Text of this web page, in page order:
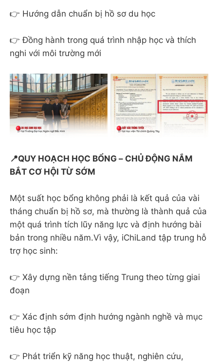
👉 Hướng dẫn chuẩn bị hồ sơ du học
👉 Đồng hành trong quá trình nhập học và thích
nghi với môi trường mới
📍QUY HOẠCH HỌC BỔNG – CHỦ ĐỘNG NẮM
BẮT CƠ HỘI TỪ SỚM
Một suất học bổng không phải là kết quả của vài
tháng chuẩn bị hồ sơ, mà thường là thành quả của
một quá trình tích lũy năng lực và định hướng bài
bản trong nhiều năm.Vì vậy, iChiLand tập trung hỗ
trợ học sinh:
👉 Xây dựng nền tảng tiếng Trung theo từng giai
đoạn
👉 Xác định sớm định hướng ngành nghề và mục
tiêu học tập
👉 Phát triển kỹ năng học thuật, nghiên cứu,